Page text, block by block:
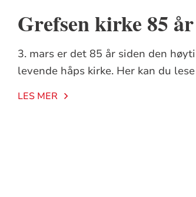
Grefsen kirke 85 år
3. mars er det 85 år siden den
levende håps kirke. Her kan du
LES MER